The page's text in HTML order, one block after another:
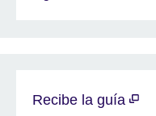
Recibe la guía